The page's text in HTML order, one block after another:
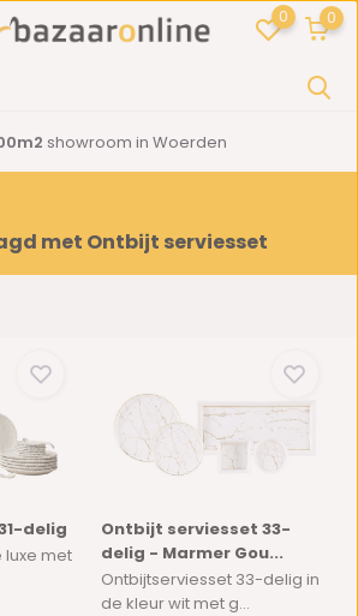
0 0
showroom in Woerden
met Ontbijt serviesset
delig
luxe met
Ontbijt serviesset 33-
delig - Marmer Gou...
Ontbijtserviesset 33-delig in
de kleur wit met g...